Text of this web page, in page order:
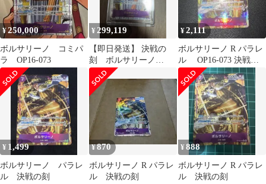
¥250,000
ボルサリーノ コミパ
ラ OP16-073
¥ 299,119
【即日発送】 決戦の
刻 ボルサリーノ
(OP16-073) コミック
パラレル
¥2,111
ボルサリーノ R パラレ
ル OP16-073 決戦の
刻
¥ 1,499
ボルサリーノ パラレ
ル 決戦の刻
¥870
ボルサリーノ R パラレ
ル 決戦の刻
¥888
ボルサリーノ R パラレ
ル 決戦の刻